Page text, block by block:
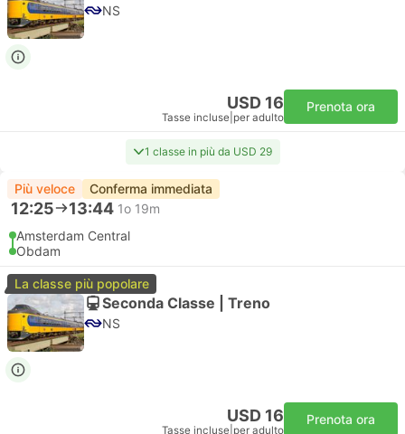
NS
USD 16
Tasse incluse per adulto
Prenota ora
1 classe in più da USD 29
Più veloce Conferma immediata
12:25 13:44 1o 19m
Amsterdam Central
Obdam
La classe più popolare
Seconda Classe | Treno
NS
USD 16
Tasse incluse per adulto
Prenota ora